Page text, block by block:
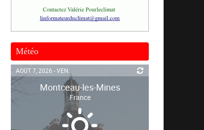
Météo
AOÛT 7, 2026 - VEN.
Montceau-les-Mines
France